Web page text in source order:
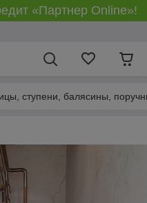
«Партнер Online»!
ступени, балясины,